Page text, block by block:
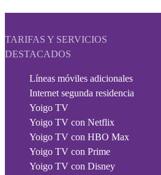
TARIFAS Y SERVICIOS
DESTACADOS
Líneas móviles adicionales
Internet segunda residencia
Yoigo TV
Yoigo TV con Netflix
Yoigo TV con HBO Max
Yoigo TV con Prime
Yoigo TV con Disney